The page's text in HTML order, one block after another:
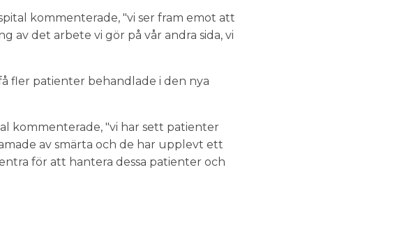
kommenterade, "vi ser fram emot att
av det arbete vi gör på vår andra sida, vi
fler patienter behandlade i den nya
kommenterade, "vi har sett patienter
av smärta och de har upplevt ett
för att hantera dessa patienter och